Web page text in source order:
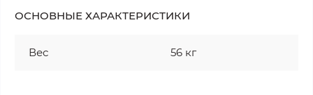
ОСНОВНЫЕ ХАРАКТЕРИСТИКИ
Вес 56 кг